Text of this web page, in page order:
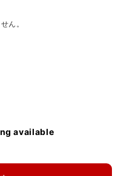
ん。
available